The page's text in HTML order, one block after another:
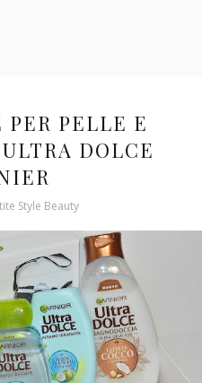
PER PELLE E
DOLCE
Style Beauty